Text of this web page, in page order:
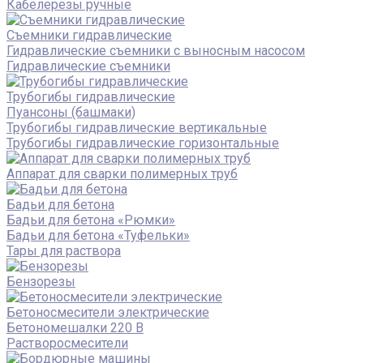
Кабелерезы ручные
Съемники гидравлические
Гидравлические cъемники с выносным насосом
Гидравлические съемники
Трубогибы гидравлические
Пуансоны (башмаки)
Трубогибы гидравлические вертикальные
Трубогибы гидравлические горизонтальные
Аппарат для сварки полимерных труб
Бадьи для бетона
Бадьи для бетона «Рюмки»
Бадьи для бетона «Туфельки»
Тары для раствора
Бензорезы
Бетоносмесители электрические
Бетономешалки 220 В
Растворосмесители